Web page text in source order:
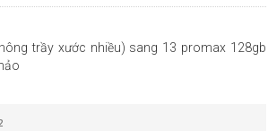
trầy xước nhiều) sang 13 promax 128gb